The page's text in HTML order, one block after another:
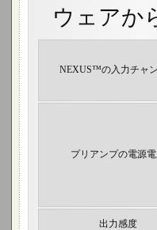
ウェアか
NEXUS™の入力チャ
プリアンプの電源
出力感度